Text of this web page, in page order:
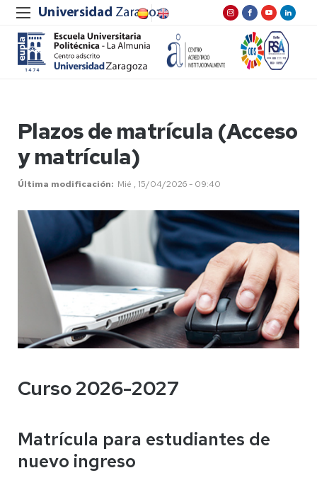
Plazos de matrícula (Acceso
y matrícula)
Última modificación Mié , 15/04/2026 - 09:40
Curso 2026-2027
Matrícula para estudiantes de
nuevo ingreso